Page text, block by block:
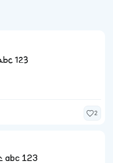
123
2
abc 123